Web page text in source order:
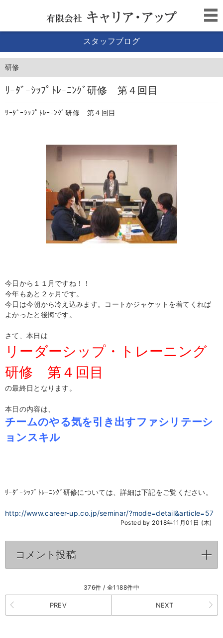
スタッフブログ
研修
ﾘｰﾀﾞｰｼｯﾌﾟﾄﾚｰﾆﾝｸﾞ研修 第４回目
ﾘｰﾀﾞｰｼｯﾌﾟﾄﾚｰﾆﾝｸﾞ研修 第４回目
今日から１１月ですね！！
今年もあと２ヶ月です。
今日は今朝から冷え込みます。コートかジャケットを着てくれば
よかったと後悔です。
さて、本日は
リーダーシップ・トレーニング
研修 第４回目
の最終日となります。
本日の内容は、
チームのやる気を引き出すファシリテーシ
ョンスキル
ﾘｰﾀﾞｰｼｯﾌﾟﾄﾚｰﾆﾝｸﾞ研修については、詳細は下記をご覧ください。
http://www.career-up.co.jp/seminar/?mode=detail&article=57
Posted by 2018年11月01日 (木)
コメント投稿
376件 / 全1188件中
PREV NEXT